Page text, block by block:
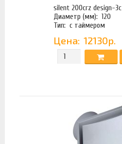
silent 200crz design-3с
Диаметр (мм): 120
Тип: с таймером
Цена: 12130р.